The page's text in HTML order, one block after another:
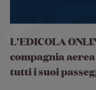
L'EDICOLA
compagnia
tutti i suoi